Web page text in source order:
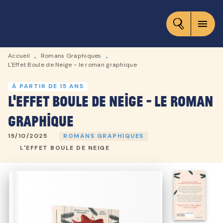
CONTENU
menu
Accueil • Romans Graphiques
•
L'Effet Boule de Neige - le roman graphique
À PARTIR DE 15 ANS
L'Effet Boule de Neige - le roman
graphique
15/10/2025
ROMANS GRAPHIQUES
L'EFFET BOULE DE NEIGE